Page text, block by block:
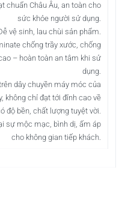
chuẩn Châu Âu, an toàn cho
sức khỏe người sử dụng.
vệ sinh, lau chùi sản phẩm.
chống trầy xước, chống
– hoàn toàn an tâm khi sử
dụng.
dây chuyền máy móc của
không chỉ đạt tới đỉnh cao về
độ bền, chất lượng tuyệt vời.
sự mộc mạc, bình dị, ấm áp
cho không gian tiếp khách.